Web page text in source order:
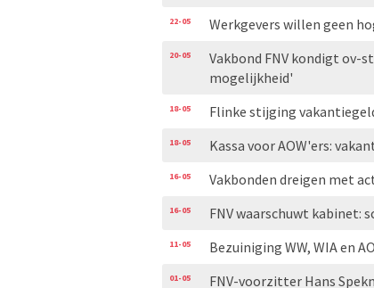
22-05 Werkgevers willen geen
20-05
Vakbond FNV kondigt ov-
mogelijkheid'
18-05 Flinke stijging
18-05 Kassa voor AOW'ers:
16-05 Vakbonden dreigen met
16-05 FNV waarschuwt kabinet:
11-05 Bezuiniging WW, WIA en
01-05 FNV-voorzitter Hans